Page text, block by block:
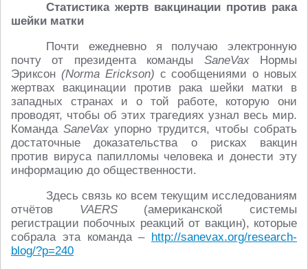
Статистика жертв вакцинации против рака
шейки матки
Почти ежедневно я получаю электронную
почту от президента команды SaneVaxНормы
Эриксон (Norma Erickson) с сообщениями о новых
жертвах вакцинации против рака шейки матки в
западных странах и о той работе, которую они
проводят, чтобы об этих трагедиях узнал весь мир.
КомандаSaneVax упорно трудится, чтобы собрать
достаточные доказательства о рисках вакцин
против вируса папилломы человека и донести эту
информацию до общественности.
Здесь связь ко всем текущим исследованиям
отчётов VAERS(американской системы
регистрации побочных реакций от вакцин), которые
собрала эта команда – http://sanevax.org/research-
blog/?p=240